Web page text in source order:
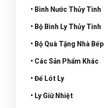
• Bình Nước Thủy Tinh
• Bộ Bình Ly Thủy Tinh
• Bộ Quà Tặng Nhà Bếp
• Các Sản Phẩm Khác
• Đế Lót Ly
• Ly Giữ Nhiệt